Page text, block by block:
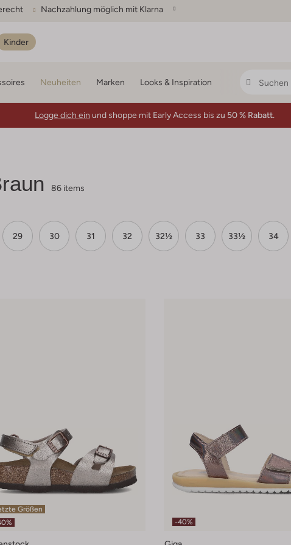
Nachzahlung möglich mit Klarna
Kinder
Neuheiten Marken Looks & Inspiration
Logge dich ein und shoppe mit Early Access bis zu 50 % Rabatt.
86 items
29 30 31 32 32½ 33 33½ 34
Größen
-40%